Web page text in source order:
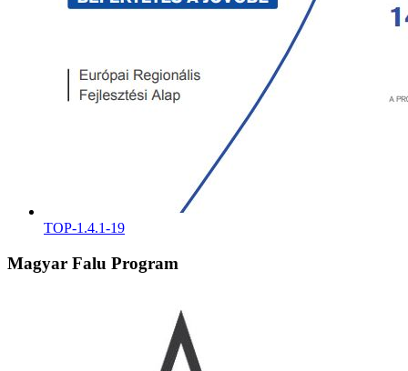
TOP-1.4.1-19
Magyar Falu Program